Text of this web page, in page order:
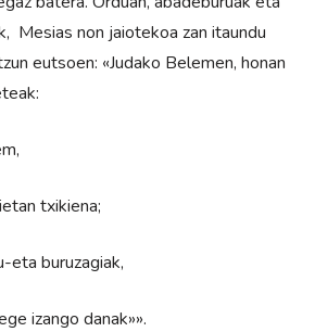
Mesias non jaiotekoa zan itaundu
eutsoen: «Judako Belemen, honan
txikiena;
eta buruzagiak,
izango danak»».